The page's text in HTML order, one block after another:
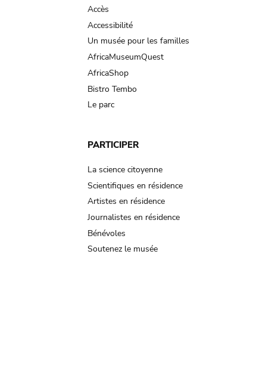
Accès
Accessibilité
Un musée pour les familles
AfricaMuseumQuest
AfricaShop
Bistro Tembo
Le parc
PARTICIPER
La science citoyenne
Scientifiques en résidence
Artistes en résidence
Journalistes en résidence
Bénévoles
Soutenez le musée